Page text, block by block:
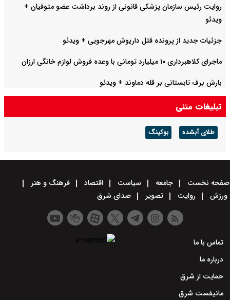
روایت رئیس سازمان پزشکی قانونی از روند برداشت عضو متوفیان +
ویدئو
جزئیات جدید از پرونده قتل داریوش مهرجویی + ویدئو
ماجرای کلاهبرداری ۱۰ میلیارد تومانی با وعده فروش لوازم خانگی ارزان
بارش برف تابستانی بر قله دماوند + ویدئو
تبلیغات متنی
طلای آبشده بوکینگ
صفحه نخست جامعه سیاست اقتصاد
فرهنگ و هنر
ورزش
روایت تصویر صدای شرق
تماس با ما
درباره ما
حمایت از شرق
مانیفست شرق